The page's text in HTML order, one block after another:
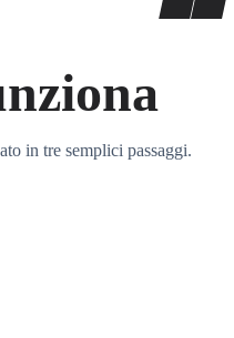
in tre semplici passaggi.